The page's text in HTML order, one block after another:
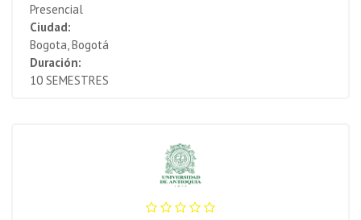
Presencial
Ciudad:
Bogota, Bogotá
Duración:
10 SEMESTRES